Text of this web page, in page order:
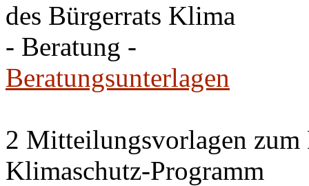
des Bürgerrats Klima
- Beratung -
Beratungsunterlagen
2 Mitteilungsvorlagen zum
Klimaschutz-Programm